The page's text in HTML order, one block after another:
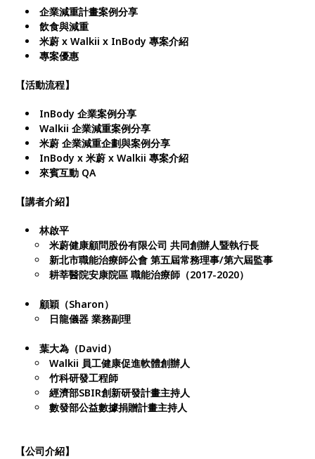
企業減重計畫案例分享
飲食與減重
米蔚 x Walkii x InBody 專案介紹
專案優惠
【活動流程】
InBody 企業案例分享
Walkii 企業減重案例分享
米蔚 企業減重企劃與案例分享
InBody x 米蔚 x Walkii 專案介紹
來賓互動 QA
【講者介紹】
林啟平
米蔚健康顧問股份有限公司 共同創辦人暨執行長
新北市職能治療師公會 第五屆常務理事/第六屆監事
耕莘醫院安康院區 職能治療師（2017-2020）
顧穎（Sharon）
日龍儀器 業務副理
葉大為（David）
Walkii 員工健康促進軟體創辦人
竹科研發工程師
經濟部SBIR創新研發計畫主持人
數發部公益數據捐贈計畫主持人
【公司介紹】